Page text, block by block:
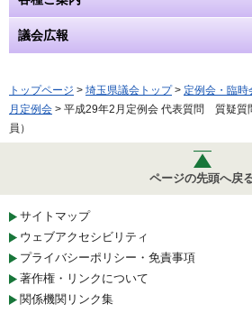
議会広報
トップページ > 埼玉県議会トップ> 定例会・臨時
月定例会 > 平成29年2月定例会 代表質問 質疑質
員）
ページの先頭へ戻
サイトマップ
ウェブアクセシビリティ
プライバシーポリシー・免責事項
著作権・リンクについて
関係機関リンク集